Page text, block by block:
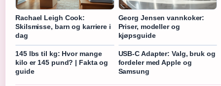
Rachael Leigh Cook:
Skilsmisse, barn og karriere i
dag
Georg Jensen vannkoker:
Priser, modeller og
kjøpsguide
145 lbs til kg: Hvor mange
kilo er 145 pund? | Fakta og
guide
USB-C Adapter: Valg, bruk og
fordeler med Apple og
Samsung